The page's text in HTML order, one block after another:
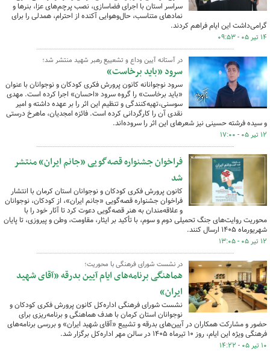
سراسر استان با اجرای فضاسازی، نصب پرچم‌های عزا، بنرها و
نمادهای متناسب، حال‌وهوایی آکنده از احترام، همدلی را برای
گرامی‌داشت این ایام فراهم کردند.
۱۴ تیر ۰۵ - ۰۹:۵۳
در آستانه آیین وداع و تشعییع رهبر شهید منتشر شد؛
سرود «باید برخاست‌»
سرود نوجوانانه کانون پرورش فکری کودکان و نوجوانان با عنوان
«باید برخاست» را گروه سرود «احسان» اجرا کرده‌ است. مهدی
سوسنی،‌تهیه‌کنندگی و تنظیم این اثر را بر عهده داشته و امیر
نقدی آن را کارگردانی کرده است. فائزه امجدیان،‌ ماهرخ درستی
و سیده فرشته حسینی نیز شعرهای این اثر را سروده‌اند.
۱۲ تیر ۰۵ - ۱۷:۰۰
فراخوان جشنواره قصه‌گویی «جانم ایران» منتشر
شد
کانون پرورش فکری کودکان و نوجوانان استان کرمان با انتشار
فراخوان جشنواره قصه‌گویی «جانم ایران»، از کودکان، نوجوانان
و علاقه‌مندان به هنر قصه‌گویی دعوت کرد تا آثار خود را با
محوریت روایت‌های جنگ تحمیلی دوم و سوم، با تأکید بر ایثار، مقاومت، وطن و پیروزی، تا پایان
شهریورماه ۱۴۰۵ ارسال کنند.
۱۲ تیر ۰۵ - ۱۳:۰۵
در نشست شورای فرهنگی با محوریت؛
هماهنگی برنامه‌های ایام آیین‌ بدرقه «آقای شهید
ایران»
نشست شورای فرهنگی اداره‌کل کانون پرورش فکری کودکان و
نوجوانان استان کرمان با هدف هماهنگی و برنامه‌ریزی برای
حضور و مشارکت همکاران در آیین‌های بدرقه و تشییع «آقای شهید ایران» و بررسی برنامه‌های
فرهنگی ویژه این ایام، روز ۱۰ تیرماه ۱۴۰۵ در سالن مهر اداره‌کل برگزار شد.
۱۰ تیر ۰۵ - ۱۴:۲۲